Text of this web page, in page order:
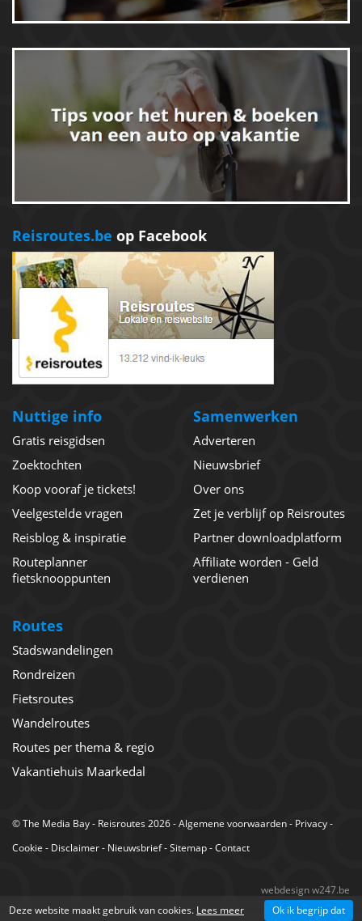
Reisroutes.be op Facebook
Nuttige info
Gratis reisgidsen
Zoektochten
Koop vooraf je tickets!
Veelgestelde vragen
Reisblog & inspiratie
Routeplanner
fietsknooppunten
Samenwerken
Adverteren
Nieuwsbrief
Over ons
Zet je verblijf op Reisroutes
Partner downloadplatform
Affiliate worden - Geld
verdienen
Routes
Stadswandelingen
Rondreizen
Fietsroutes
Wandelroutes
Routes per thema & regio
Vakantiehuis Maarkedal
©The Media Bay- Reisroutes 2026 -Algemene voorwaarden- Privacy-
Cookie - Disclaimer- Nieuwsbrief-Sitemap-Contact
webdesign w247.be
Deze website maakt gebruik van cookies. Lees meer Ok ik begrijp dat